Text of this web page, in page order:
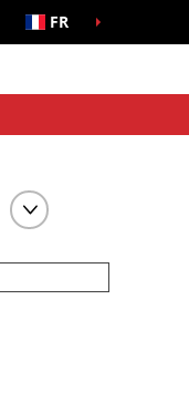
FR